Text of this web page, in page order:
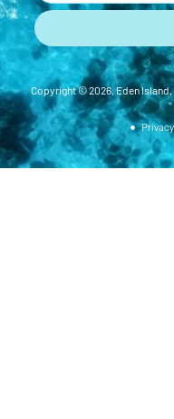
Copyright ©2026, Eden